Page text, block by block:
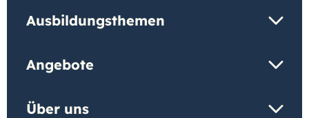
Ausbildungsthemen
Angebote
Über uns